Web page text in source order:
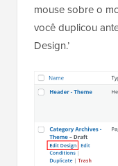
mouse sobre o
você duplicou
Design.’